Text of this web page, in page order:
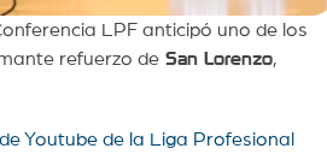
LPF anticipó uno de los
refuerzo deSan Lorenzo,
Youtube de la Liga Profesional